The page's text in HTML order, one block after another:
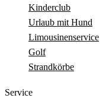
Kinderclub
Urlaub mit Hund
Limousinenservice
Golf
Strandkörbe
Service